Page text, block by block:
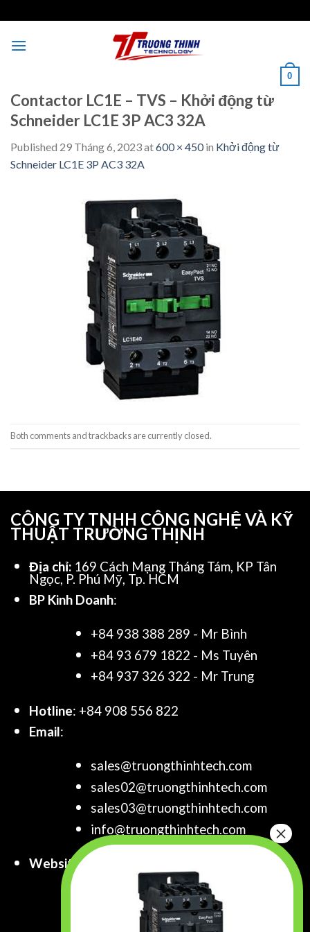
to
content
0
Contactor LC1E – TVS – Khởi động từ
Schneider LC1E 3P AC3 32A
Published 29 Tháng 6, 2023at600 × 450in Khởi động từ
Schneider LC1E 3P AC3 32A
Both comments and trackbacks are currently closed.
CÔNG TY TNHH CÔNG NGHỆ VÀ KỸ
THUẬT TRƯỜNG THỊNH
Địa chỉ: 169 Cách Mạng Tháng Tám, KP Tân
Ngọc, P. Phú Mỹ, Tp. HCM
BP Kinh Doanh:
+84 938 388 289 - Mr Bình
+84 93 679 1822 - Ms Tuyên
+84 937 326 322 - Mr Trung
Hotline: +84 908 556 822
Email:
sales@truongthinhtech.com
sales02@truongthinhtech.com
sales03@truongthinhtech.com
info@truongthinhtech.com
Website:
www.truongthinhtech.com
www.components.com.vn